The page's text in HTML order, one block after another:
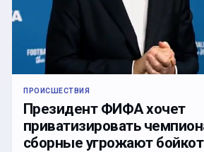
ПРОИСШЕСТВИЯ
Президент ФИФА хочет
приватизировать
сборные угрожают